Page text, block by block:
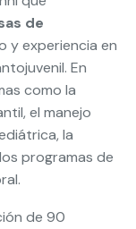
de
y experiencia en
En
como la
el manejo
la
programas de
de 90